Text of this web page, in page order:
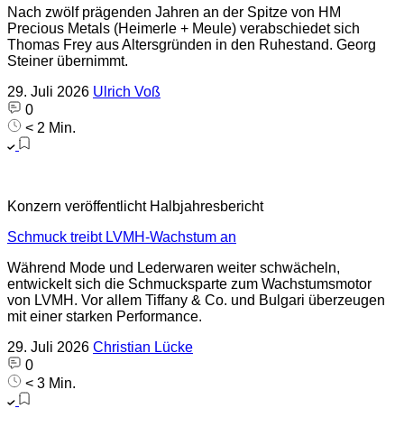
Nach zwölf prägenden Jahren an der Spitze von HM
Precious Metals (Heimerle + Meule) verabschiedet sich
Thomas Frey aus Altersgründen in den Ruhestand. Georg
Steiner übernimmt.
29. Juli 2026 Ulrich Voß
0
< 2 Min.
Konzern veröffentlicht Halbjahresbericht
Schmuck treibt LVMH-Wachstum an
Während Mode und Lederwaren weiter schwächeln,
entwickelt sich die Schmucksparte zum Wachstumsmotor
von LVMH. Vor allem Tiffany & Co. und Bulgari überzeugen
mit einer starken Performance.
29. Juli 2026 Christian Lücke
0
< 3 Min.